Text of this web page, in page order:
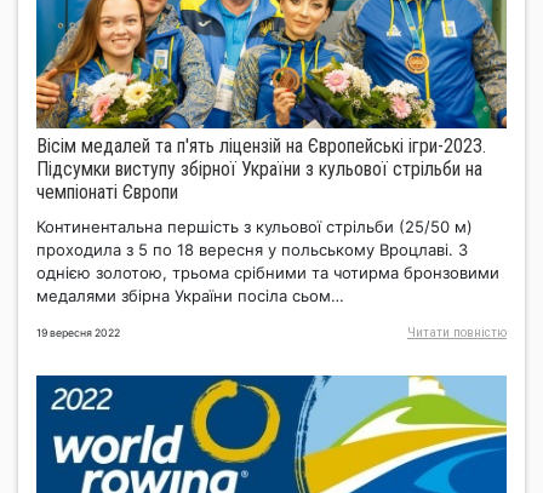
Вісім медалей та п'ять ліцензій на Європейські ігри-2023.
Підсумки виступу збірної України з кульової стрільби на
чемпіонаті Європи
Континентальна першість з кульової стрільби (25/50 м)
проходила з 5 по 18 вересня у польському Вроцлаві. З
однією золотою, трьома срібними та чотирма бронзовими
медалями збірна України посіла сьом…
19 вересня 2022 Читати повнiстю